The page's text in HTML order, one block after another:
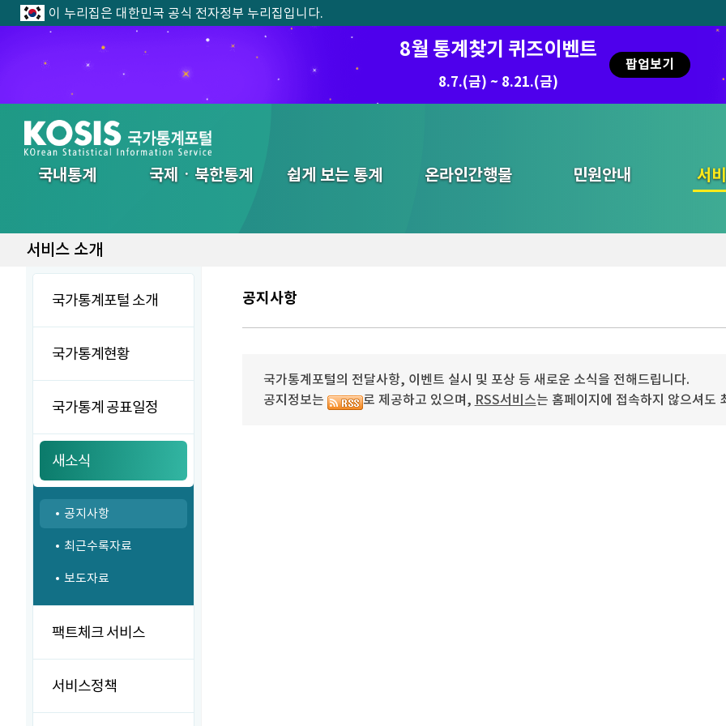
이 누리집은 대한민국 공식 전자정부 누리집입니다.
2026.7.29 ~ 8.7
8월 통계찾기 퀴즈이벤트
8.7.(금) ~ 8.21.(금)
팝업보기
국내통계 국제ㆍ북한통계 쉽게 보는 통계 온라인간행물 민원안내 서
통합검색
서비스 소개
국가통계포털 소개
국가통계현황
국가통계 공표일정
새소식
공지사항
최근수록자료
보도자료
팩트체크 서비스
서비스정책
공지사항
국가통계포털의 전달사항, 이벤트 실시 및 포상 등 새로운 소식을 전해드립니다.
공지정보는
로 제공하고 있으며, RSS서비스는 홈페이지에 접속하지 않으셔도